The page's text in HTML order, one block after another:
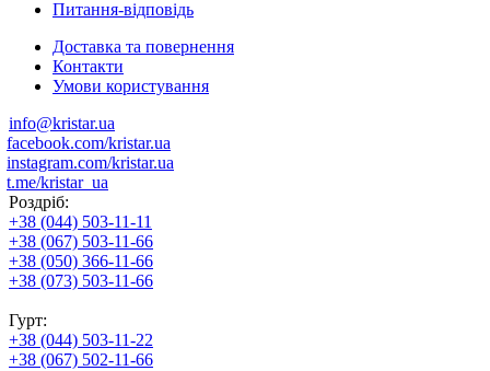
Питання-відповідь
Доставка та повернення
Контакти
Умови користування
info@kristar.ua
facebook.com/kristar.ua
instagram.com/kristar.ua
t.me/kristar_ua
Роздріб:
+38 (044) 503-11-11
+38 (067) 503-11-66
+38 (050) 366-11-66
+38 (073) 503-11-66
Гурт:
+38 (044) 503-11-22
+38 (067) 502-11-66